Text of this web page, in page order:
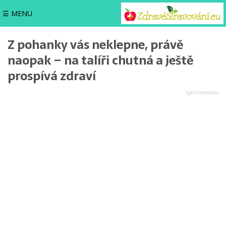
☰ MENU
Z pohanky vás neklepne, právě
naopak – na talíři chutná a ještě
prospívá zdraví